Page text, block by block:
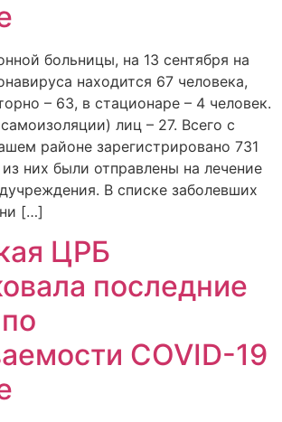
больницы, на 13 сентября на
находится 67 человека,
– 63, в стационаре – 4 человек.
лиц – 27. Всего с
районе зарегистрировано 731
них были отправлены на лечение
В списке заболевших
[…]
ЦРБ
последние
COVID-19